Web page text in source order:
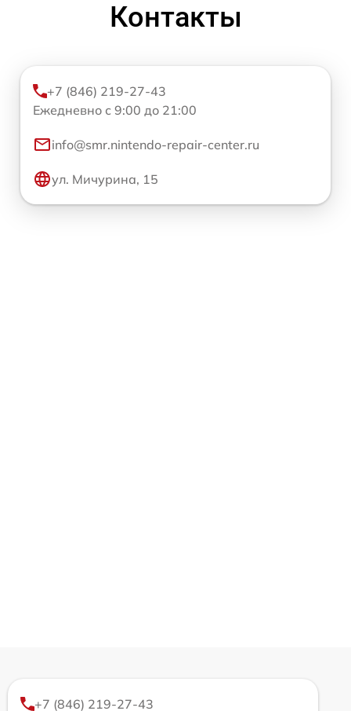
Контакты
+7 (846) 219-27-43
Ежедневно с 9:00 до 21:00
info@smr.nintendo-repair-center.ru
ул. Мичурина, 15
+7 (846) 219-27-43